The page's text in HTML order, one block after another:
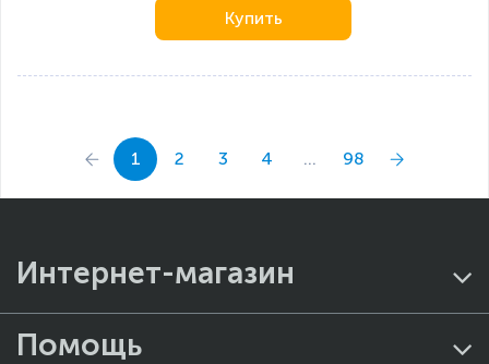
Купить
1 2 3 4 ... 98
Интернет-магазин
Помощь